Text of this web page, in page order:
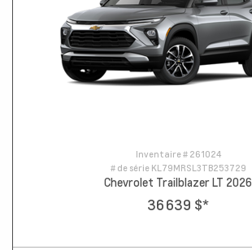
Inventaire # 261024
# de série KL79MRSL3TB253729
Chevrolet Trailblazer LT 2026
36 639 $*